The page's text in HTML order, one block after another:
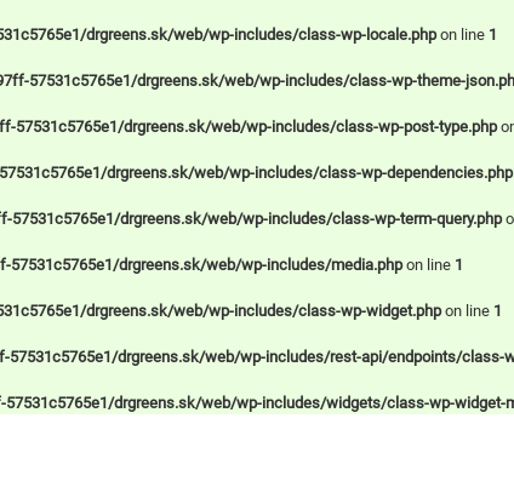
drgreens.sk/web/wp-includes/class-wp-locale.phpon line 1
57531c5765e1/drgreens.sk/web/wp-includes/class-wp-theme-
57531c5765e1/drgreens.sk/web/wp-includes/class-wp-post-type.php
drgreens.sk/web/wp-includes/class-wp-dependencies.php
57531c5765e1/drgreens.sk/web/wp-includes/class-wp-term-query.php
57531c5765e1/drgreens.sk/web/wp-includes/media.phpon line 1
drgreens.sk/web/wp-includes/class-wp-widget.phpon line 1
drgreens.sk/web/wp-includes/rest-api/endpoints/class-
drgreens.sk/web/wp-includes/widgets/class-wp-widget-